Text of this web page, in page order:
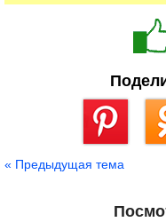
« Предыдущая тема